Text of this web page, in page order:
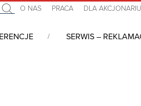
O NAS PRACA DLA
SERWIS –